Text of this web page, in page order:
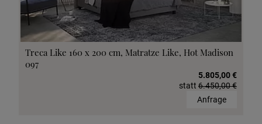
Treca Like 160 x 200 cm, Matratze Like, Hot Madison
097
5.805,00 €
statt 6.450,00 €
Anfrage